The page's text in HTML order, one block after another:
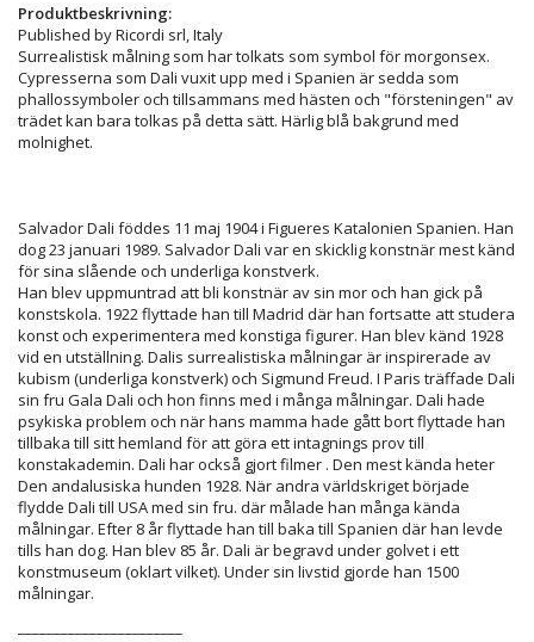
Produktbeskrivning:
Published by Ricordi srl, Italy
Surrealistisk målning som har tolkats som symbol för morgonsex.
Cypresserna som Dali vuxit upp med i Spanien är sedda som
phallossymboler och tillsammans med hästen och "försteningen" av
trädet kan bara tolkas på detta sätt. Härlig blå bakgrund med
molnighet.
Salvador Dali föddes 11 maj 1904 i Figueres Katalonien Spanien. Han
dog 23 januari 1989. Salvador Dali var en skicklig konstnär mest känd
för sina slående och underliga konstverk.
Han blev uppmuntrad att bli konstnär av sin mor och han gick på
konstskola. 1922 flyttade han till Madrid där han fortsatte att studera
konst och experimentera med konstiga figurer. Han blev känd 1928
vid en utställning. Dalis surrealistiska målningar är inspirerade av
kubism (underliga konstverk) och Sigmund Freud. I Paris träffade Dali
sin fru Gala Dali och hon finns med i många målningar. Dali hade
psykiska problem och när hans mamma hade gått bort flyttade han
tillbaka till sitt hemland för att göra ett intagnings prov till
konstakademin. Dali har också gjort filmer . Den mest kända heter
Den andalusiska hunden 1928. När andra världskriget började
flydde Dali till USA med sin fru. där målade han många kända
målningar. Efter 8 år flyttade han till baka till Spanien där han levde
tills han dog. Han blev 85 år. Dali är begravd under golvet i ett
konstmuseum (oklart vilket). Under sin livstid gjorde han 1500
målningar.